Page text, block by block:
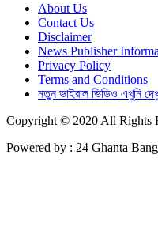
About Us
Contact Us
Disclaimer
News Publisher
Privacy Policy
Terms and Conditions
নতুন ভাইরাল ভিডিও এখুনি
Copyright © 2020 All Rights
Powered by : 24 Ghanta